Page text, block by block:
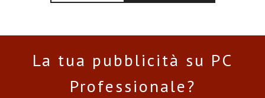
La tua pubblicità su PC
Professionale?